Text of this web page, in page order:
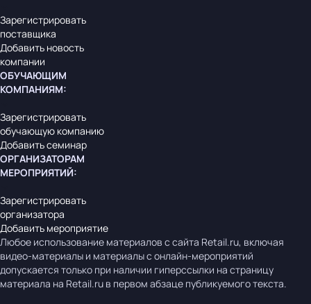
Зарегистрировать
поставщика
Добавить новость
компании
ОБУЧАЮЩИМ
КОМПАНИЯМ:
Зарегистрировать
обучающую компанию
Добавить семинар
ОРГАНИЗАТОРАМ
МЕРОПРИЯТИЙ:
Зарегистрировать
организатора
Добавить мероприятие
Любое использование материалов с сайта Retail.ru, включая
видео-материалы и материалы с онлайн-мероприятий
допускается только при наличии гиперссылки на страницу
материала на Retail.ru в первом абзаце публикуемого текста.